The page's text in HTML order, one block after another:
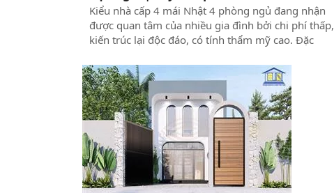
Kiểu nhà cấp 4 mái Nhật 4 phòng ngủ đang nhận
được quan tâm của nhiều gia đình bởi chi phí thấp,
kiến trúc lại độc đáo, có tính thẩm mỹ cao. Đặc
Nam, khắc phục nắng nóng, cho ngôi nhà thông
thoáng, kết nối với ngoại thất bên ngoài. Chính vì
điều đó, tại đây Xây Dựng Thuận Nguyên sẽ tổng
hợp các thiết kế ấn tượng theo xu hướng hiện đại
giúp anh chị có thêm ý tưởng mới.